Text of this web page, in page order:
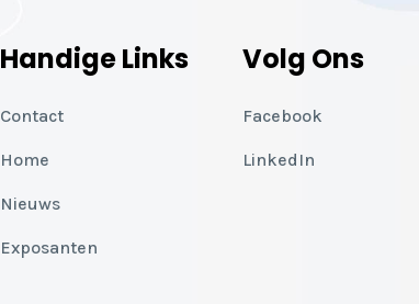
Handige Links
Contact
Home
Nieuws
Exposanten
Volg Ons
Facebook
LinkedIn